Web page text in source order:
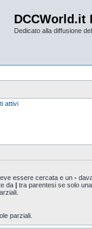
DCCWorld.it
Dedicato alla diffusione
attivi
essere cercata e un -
da | tra parentesi se solo
parziali.